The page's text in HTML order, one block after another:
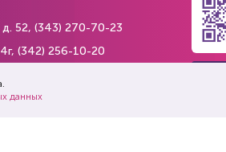
д. 52, (343) 270-70-23
(342) 256-10-20
29-565-29
данных